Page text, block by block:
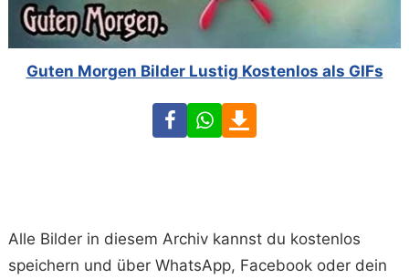
Guten Morgen Bilder Lustig Kostenlos als GIFs
FacebookWhatsApp
Alle Bilder in diesem Archiv kannst du kostenlos
speichern und über WhatsApp, Facebook oder dein